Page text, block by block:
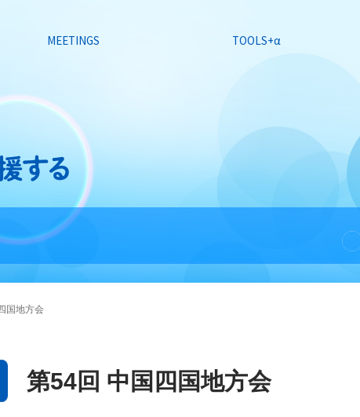
MEETINGS TOOLS+α
国地方会
第54回 中国四国地方会